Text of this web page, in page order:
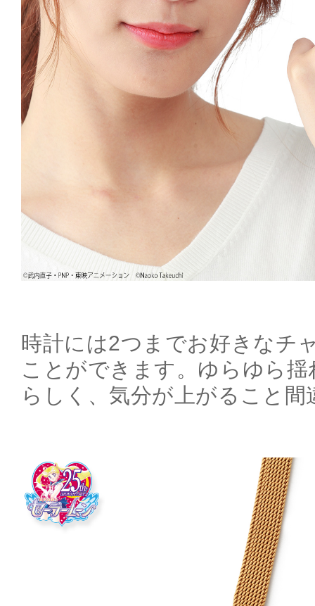
時計には2つまでお好きなチ
ことができます。ゆらゆら
らしく、気分が上がること間